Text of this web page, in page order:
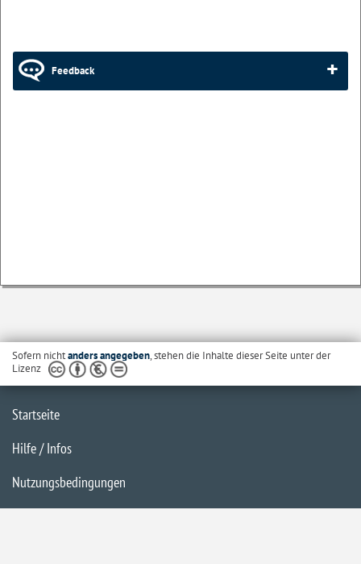
Feedback
Sofern nichtanders angegeben, stehen die Inhalte dieser Seite unter der
Lizenz
Startseite
Hilfe / Infos
Nutzungsbedingungen